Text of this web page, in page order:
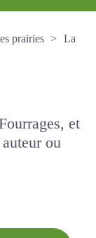
et les prairies
et
auteur ou